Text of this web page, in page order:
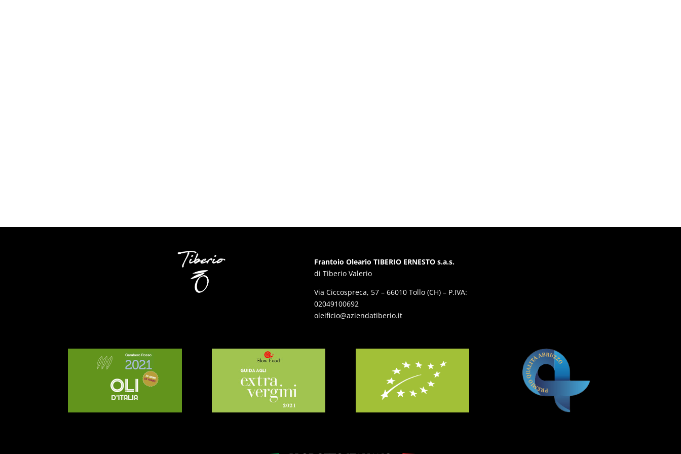
Frantoio Oleario TIBERIO ERNESTO s.a.s.
di Tiberio Valerio
Via Ciccospreca, 57 – 66010 Tollo (CH) – P.IVA:
02049100692
oleificio@aziendatiberio.it